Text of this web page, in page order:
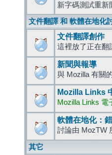
新字碼測試重新
文件翻譯 和 軟體在地化
文件翻譯創作
這裡放了正在翻
新聞與報導
與 Mozilla 有關
Mozilla Links
Mozilla Links 電
軟體在地化：
討論由 MozTW
其它